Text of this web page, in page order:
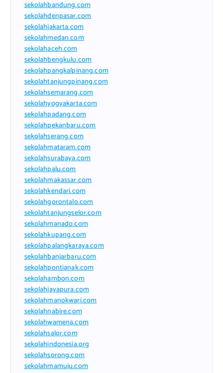
sekolahbandung.com
sekolahdenpasar.com
sekolahjakarta.com
sekolahmedan.com
sekolahaceh.com
sekolahbengkulu.com
sekolahpangkalpinang.com
sekolahtanjungpinang.com
sekolahsemarang.com
sekolahyogyakarta.com
sekolahpadang.com
sekolahpekanbaru.com
sekolahserang.com
sekolahmataram.com
sekolahsurabaya.com
sekolahpalu.com
sekolahmakassar.com
sekolahkendari.com
sekolahgorontalo.com
sekolahtanjungselor.com
sekolahmanado.com
sekolahkupang.com
sekolahpalangkaraya.com
sekolahbanjarbaru.com
sekolahpontianak.com
sekolahambon.com
sekolahjayapura.com
sekolahmanokwari.com
sekolahnabire.com
sekolahwamena.com
sekolahsalor.com
sekolahindonesia.org
sekolahsorong.com
sekolahmamuju.com